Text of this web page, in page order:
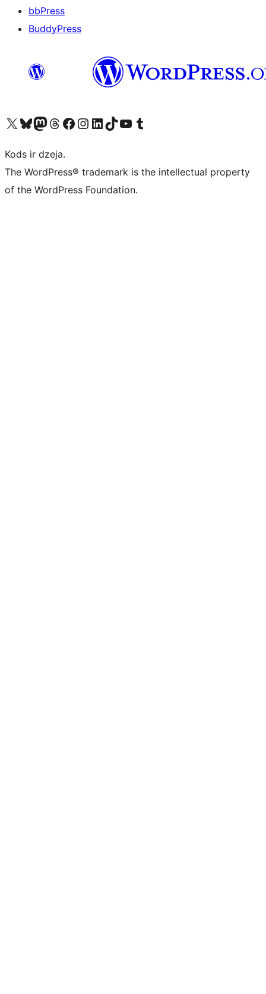
bbPress
BuddyPress
Apmeklējiet mūsu X (agrāk Twitter) kontu
Apmeklējiet mūsu Bluesky kontu
Apmeklējiet mūsu Mastodon kontu
Apmeklējiet mūsu Threads kontu
Apmeklējiet mūsu Facebook lapuApmeklējiet mūsu Instagram kontu
Apmeklējiet mūsu LinkedIn kontu
Apmeklējiet mūsu TikTok kontu
Apmeklējiet mūsu YouTube kanālu
Apmeklējiet mūsu Tumblr kontu
Kods ir dzeja.
The WordPress® trademark is the intellectual property
of the WordPress Foundation.